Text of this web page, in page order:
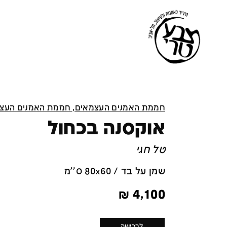
חממת האמנים העצמאים, חממת האמנים
אוקסנה בכחול
טל חגי
שמן על בד / 80x60 ס''מ
4,100
₪